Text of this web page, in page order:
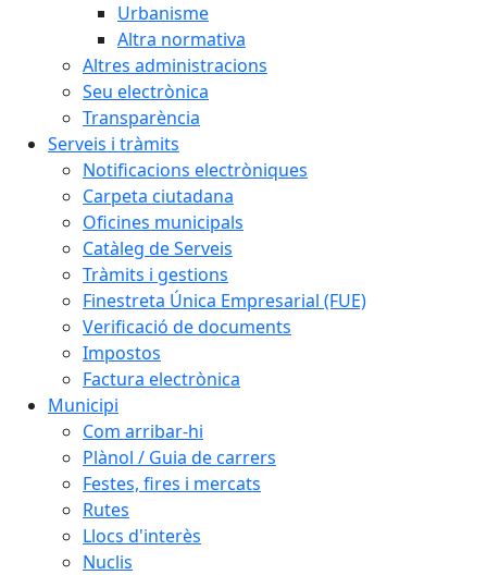
Urbanisme
Altra normativa
Altres administracions
Seu electrònica
Transparència
Serveis i tràmits
Notificacions electròniques
Carpeta ciutadana
Oficines municipals
Catàleg de Serveis
Tràmits i gestions
Finestreta Única Empresarial (FUE)
Verificació de documents
Impostos
Factura electrònica
Municipi
Com arribar-hi
Plànol / Guia de carrers
Festes, fires i mercats
Rutes
Llocs d'interès
Nuclis